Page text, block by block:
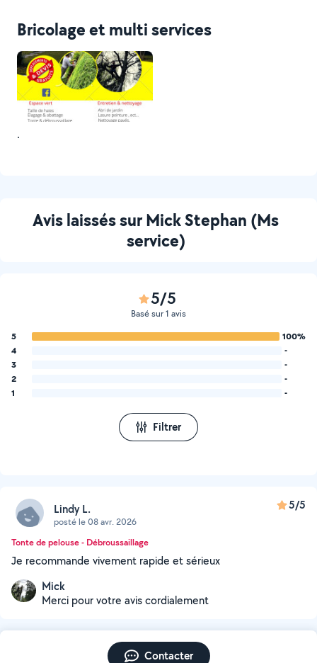
Bricolage et multi services
.
Avis laissés sur Mick Stephan (Ms
service)
5/5
Basé sur 1 avis
5
100%
4
-
3
-
2
-
1
-
Filtrer
Lindy L.
posté le 08 avr. 2026
5/5
Tonte de pelouse - Débroussaillage
Je recommande vivement rapide et sérieux
Mick
Merci pour votre avis cordialement
Contacter